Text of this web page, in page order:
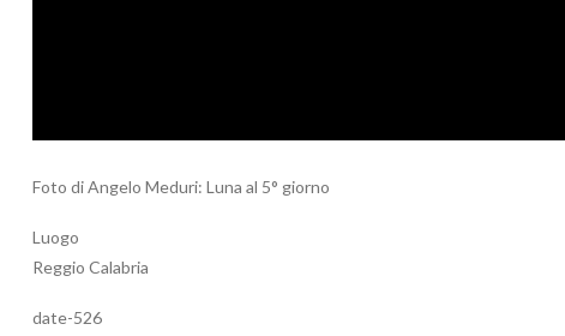
Foto di Angelo Meduri: Luna al 5° giorno
Luogo
Reggio Calabria
date-526